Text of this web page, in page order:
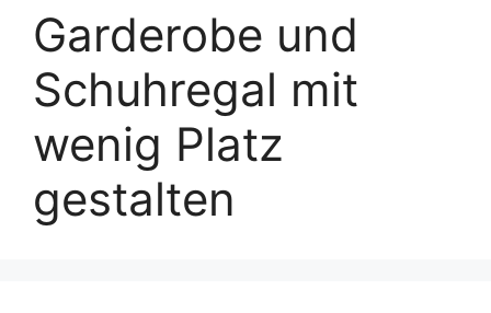
Garderobe und
Schuhregal mit
wenig Platz
gestalten